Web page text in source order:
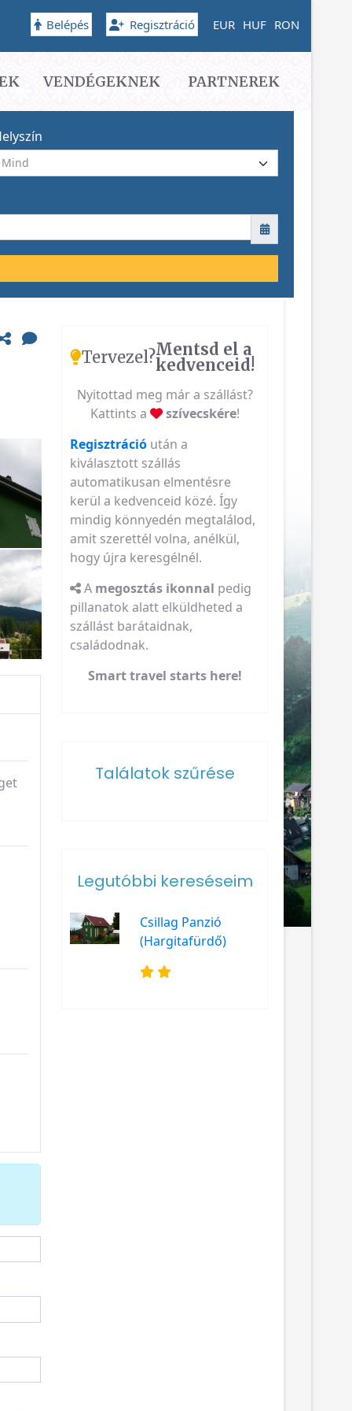
Belépés Regisztráció EUR HUF RON
VENDÉGEKNEK PARTNEREK
Tervezel?Mentsd el a
kedvenceid!
Nyitottad meg már a szállást?
Kattints a
szívecskére!
Regisztráció után a
kiválasztott szállás
automatikusan elmentésre
kerül a kedvenceid közé. Így
mindig könnyedén megtalálod,
amit szerettél volna, anélkül,
hogy újra keresgélnél.
A megosztás ikonnal pedig
pillanatok alatt elküldheted a
szállást barátaidnak,
családodnak.
Smart travel starts here!
Találatok szűrése
Legutóbbi kereséseim
Csillag Panzió
(Hargitafürdő)